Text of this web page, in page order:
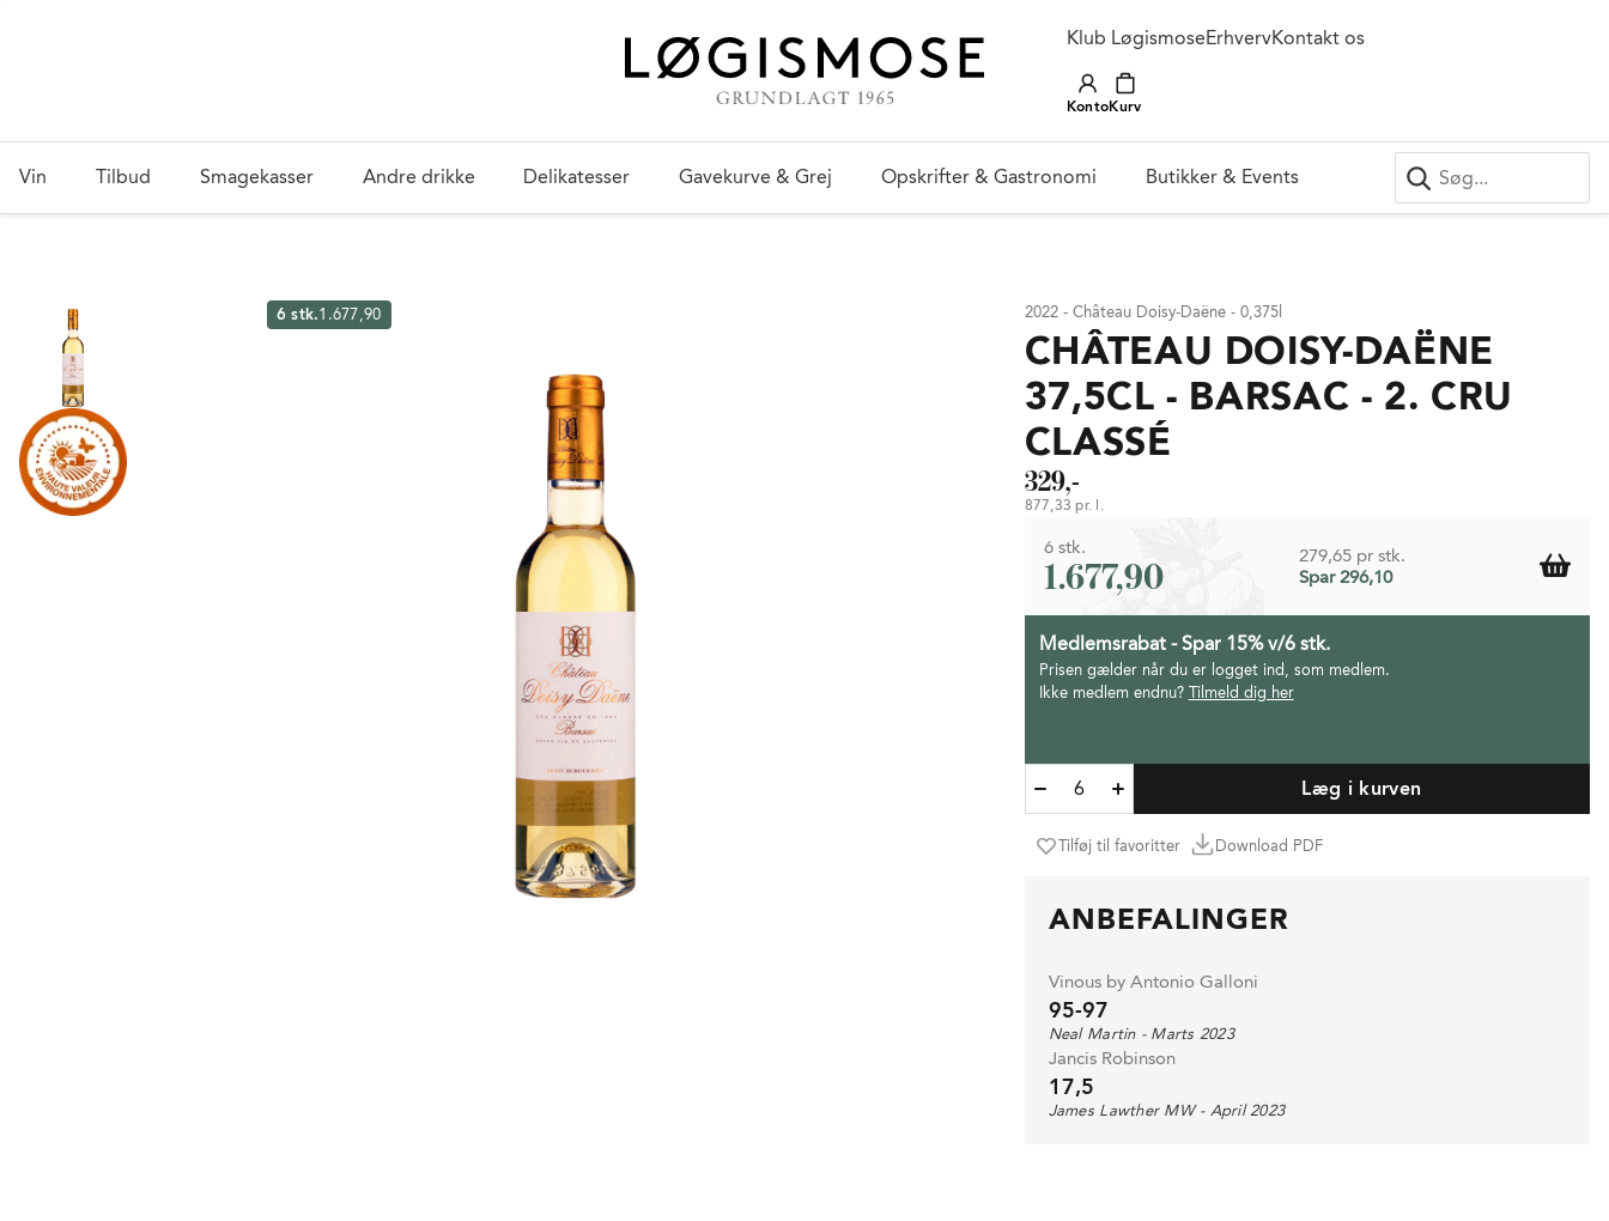
Klub LøgismoseErhvervKontakt os
KontoKurv
Vin Tilbud Smagekasser Andre drikke Delikatesser Gavekurve & Grej Opskrifter & Gastronomi Butikker & Events
6 stk.1.677,90 2022 - Château Doisy-Daëne - 0,375l
CHÂTEAU DOISY-DAËNE
37,5CL - BARSAC - 2. CRU
CLASSÉ
329,-
877,33 pr. l.
6 stk.
1.677,90
279,65 pr stk.
Spar 296,10
Medlemsrabat - Spar 15% v/6 stk.
Prisen gælder når du er logget ind, som medlem.
Ikke medlem endnu? Tilmeld dig her
Læg i kurven
Tilføj til favoritter Download PDF
ANBEFALINGER
Vinous by Antonio Galloni
95-97
Neal Martin - Marts 2023
Jancis Robinson
17,5
James Lawther MW - April 2023